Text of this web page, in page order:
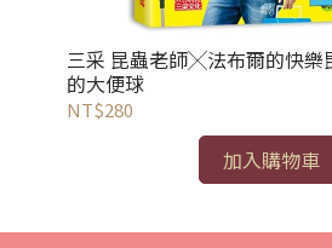
三采 昆蟲老師╳法布爾的快樂
的大便球
NT$280
加入購物車